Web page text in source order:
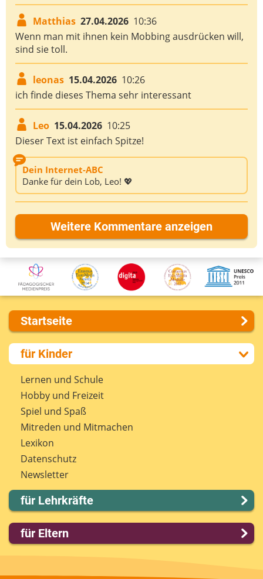
Matthias 27.04.2026 10:36
Wenn man mit ihnen kein Mobbing ausdrücken will,
sind sie toll.
leonas 15.04.2026 10:26
ich finde dieses Thema sehr interessant
Leo 15.04.2026 10:25
Dieser Text ist einfach Spitze!
Dein Internet-ABC
Danke für dein Lob, Leo! 💖
Weitere Kommentare anzeigen
Startseite
Über uns
Presse
Kontakt
Impressum
Internet-ABC Sitemap
Barrierefreiheit
Länderprojekte
für Kinder
Lernen und Schule
Hobby und Freizeit
Spiel und Spaß
Mitreden und Mitmachen
Lexikon
Datenschutz
Newsletter
für Lehrkräfte
Lernmodule
Unterrichts­materialien
Praxishilfen
für Eltern
Spieletipps & Lernsoftware